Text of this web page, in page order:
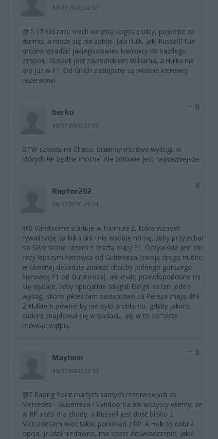
30.07.2020 22:07
@ 5 i 7 Od razu niech wezmą kogoś z ulicy, pojedzie za
darmo, a może się nie zabije. Jaki Hulk, jaki Russell? Nie
można wsadzić jakiegokolwiek kierowcy do każdego
zespołu. Russell jest zawodnikiem Williama, a Hulka nie
ma już w F1. Od takich zastępstw są właśnie kierowcy
rezerwowi.
berko
30.07.2020 22:08
0
BTW szkoda mi Checo, ucieknął mu dwa wyścigi, w
których RP będzie mocne. Ale zdrowie jest najważniejsze.
Raptor202
30.07.2020 22:11
0
@8 Vandoorne startuje w Formule E, która wznowi
rywalizację za kilka dni i nie wydaje mi się, żeby przyjechał
na Silverstone razem z resztą ekipy F1. Oczywiście jest sto
razy lepszym kierowcą od Gutierreza (swoją drogą trudno
w obecnej dekadzie znaleźć choćby jednego gorszego
kierowcę F1 od Gutierreza), ale mało prawdopodobne mi
się wydaje, żeby specjalnie ściągali Belga na ten jeden
wyścig, skoro jakieś tam zastępstwo za Pereza mają. @9
Z Hulkiem pewnie by nie było problemu, gdyby jakimś
cudem znajdował się w padoku, ale w to szczerze
mówiąc wątpię.
Mayhem
30.07.2020 22:13
0
@7 Racing Point ma tych samych rezerwowych co
Mercedes - Gutiérreza i Vandoorna ale wszyscy wiemy, że
w RP Toto ma chody, a Russell jest dość blisko z
Mercedesem wiec także poniekąd z RP. A Hulk to dobra
opcja, jeździł niedawno, ma spore doświadczenie, jakiś